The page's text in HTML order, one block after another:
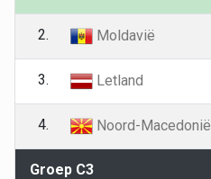
2. Moldavië
3. Letland
4. Noord-Macedonië
Groep C3